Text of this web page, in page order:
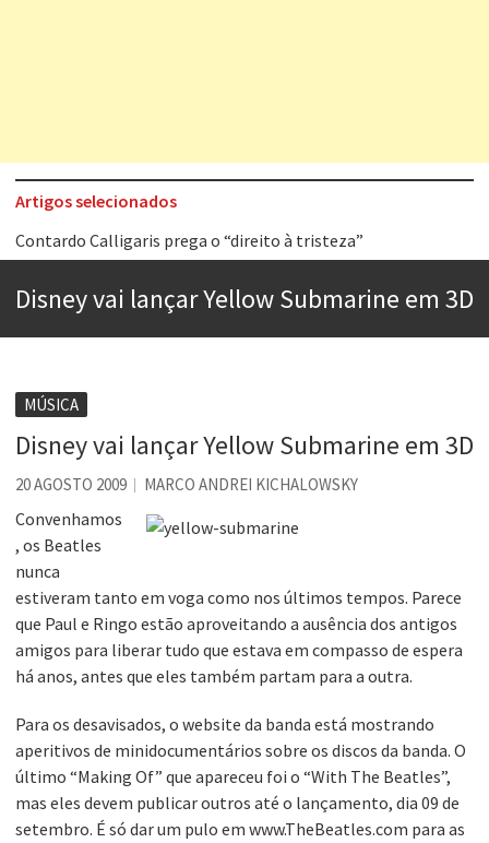
Artigos selecionados
Contardo Calligaris prega o “direito à tristeza”
Os causos de Jorge Luis Borges
Se queres salvar o mundo, o veganismo não é a resposta
Tem que filmar isso daí
A construção da urbanidade
Aprender a fracassar é o segredo do sucesso
Disney vai lançar Yellow Submarine em 3D
MÚSICA
Disney vai lançar Yellow Submarine em 3D
20 AGOSTO 2009 MARCO ANDREI KICHALOWSKY
Convenhamos
, os Beatles
nunca
estiveram tanto em voga como nos últimos tempos. Parece
que Paul e Ringo estão aproveitando a ausência dos antigos
amigos para liberar tudo que estava em compasso de espera
há anos, antes que eles também partam para a outra.
Para os desavisados, o website da banda está mostrando
aperitivos de minidocumentários sobre os discos da banda. O
último “Making Of” que apareceu foi o “With The Beatles”,
mas eles devem publicar outros até o lançamento, dia 09 de
setembro. É só dar um pulo em www.TheBeatles.com para as